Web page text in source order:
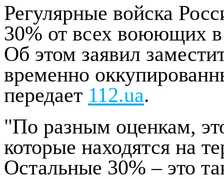
Регулярные войска
30% от всех воюющих
Об этом заявил
временно
передает 112.ua.
"По разным оценкам,
которые находятся на
Остальные 30% – это